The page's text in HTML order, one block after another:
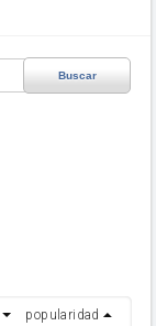
Buscar
popularidad